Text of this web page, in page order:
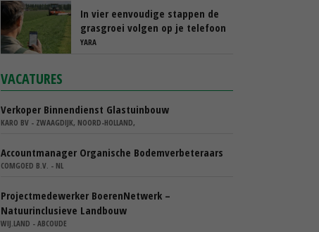
In vier eenvoudige stappen de
grasgroei volgen op je telefoon
YARA
VACATURES
Verkoper Binnendienst Glastuinbouw
KARO BV - ZWAAGDIJK, NOORD-HOLLAND,
Accountmanager Organische Bodemverbeteraars
COMGOED B.V. - NL
Projectmedewerker BoerenNetwerk –
Natuurinclusieve Landbouw
WIJ.LAND - ABCOUDE